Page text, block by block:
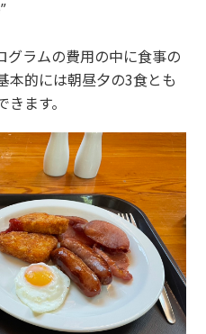
グラムの費用の中に食事の
本的には朝昼夕の3食とも
ます。